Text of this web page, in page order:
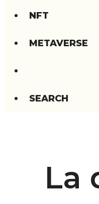
NFT
METAVERSE
SEARCH
La